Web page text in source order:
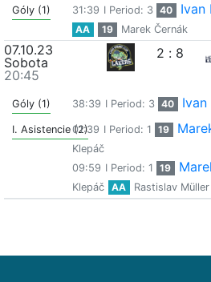
Góly (1) 31:39 I Period: 3 40 Ivan
AA
19 Marek Černák
07.10.23
Sobota
20:45
2 : 8
Góly (1) 38:39 I Period: 3 40 Ivan
I. Asistencie (2)
01:39 I Period: 1 19
Klepáč
09:59 I Period: 1 19
Klepáč
AA Rastislav Müller